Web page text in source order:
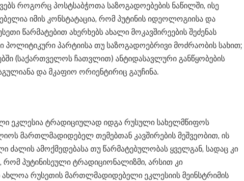
როგორც პოსტსაბჭოთა საზოგადოებების ნაწილში, ისე
იმის კონსტატაცია, რომ პუტინის იდეოლოგიისა და
წარმატებით ახერხებს ახალი მოკავშირეების შეძენას
პოლიტიკური პარტიისა თუ საზოგადოებრივი მოძრაობის სახით;
(საქართველოს ჩათვლით) ანტიდასავლური განწყობების
და მკაფიო ორიენტირიც გაუჩინა.
ეკლესია ტრადიციულად იდგა რუსული სახელმწიფოს
მართლმადიდებელ თემებთან კავშირების მეშვეობით, ის
ძალის ამოქმედებასა თუ წარმატებულობას ყველგან, სადაც კი
რომ პუტინისეული ტრადიციონალიზმი, არსით კი
რუსეთის მართლმადიდებელი ეკლესიის მეინსტრიმის